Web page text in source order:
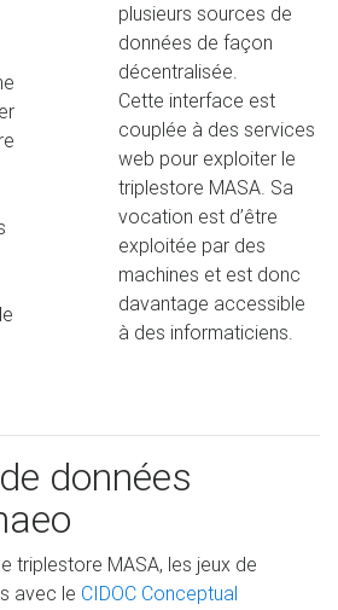
plusieurs sources de
données de façon
décentralisée.
Cette interface est
couplée à des services
web pour exploiter le
triplestore MASA. Sa
vocation est d’être
exploitée par des
machines et est donc
davantage accessible
à des informaticiens.
données
triplestore MASA, les jeux de
avec le CIDOC Conceptual